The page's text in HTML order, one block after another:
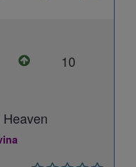
10
Heaven